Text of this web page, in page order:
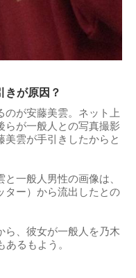
きが原因？
のが安藤美雲。ネット上
らが一般人との写真撮影
雲が手引きしたからと
一般人男性の画像は、
ター）から流出したとの
ら、彼女が一般人を乃木
るもよう。